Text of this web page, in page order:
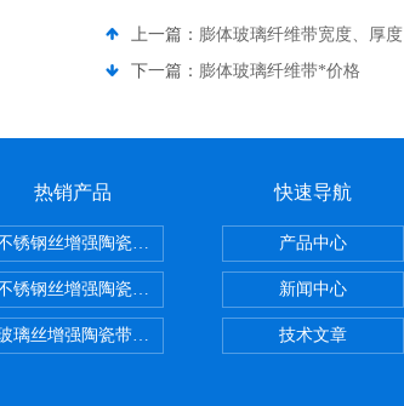
上一篇： 膨体玻璃纤维带宽度、厚度
下一篇： 膨体玻璃纤维带*价格
热销产品
锈钢丝增强陶瓷纤维布，陶瓷布用途
锈钢丝增强陶瓷纤维布应用范围
璃丝增强陶瓷带，硅酸铝纤维带供应商
快速导航
产品中心
新闻中心
技术文章